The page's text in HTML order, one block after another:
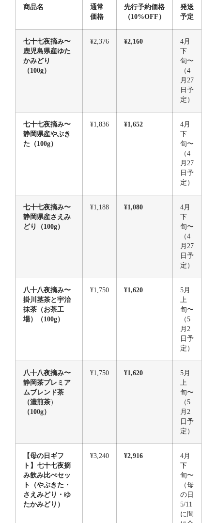
商品名
通常
価格
先行予約価格
（10%OFF ）
発送
予定
七十七夜摘み〜
鹿児島県産ゆた
かみどり
（100g）
¥2,376 ¥2,160
4月
下
旬〜
（4
月27
日予
定）
七十七夜摘み〜
静岡県産やぶき
た （100g）
¥1,836 ¥1,652
4月
下
旬〜
（4
月27
日予
定）
七十七夜摘み〜
静岡県産さえみ
どり
（100g）
¥1,188 ¥1,080
4月
下
旬〜
（4
月27
日予
定）
八十八夜摘み〜
掛川茎茶と宇治
抹茶（お茶工
場）（100g）
¥1,750 ¥1,620
5月
上
旬〜
（5
月2
日予
定）
八十八夜摘み〜
静岡茶プレミア
ムブレンド茶
（濃煎茶）
（100g）
¥1,750 ¥1,620
5月
上
旬〜
（5
月2
日予
定）
【母の日ギフ
ト】七十七夜摘
み飲み比べセッ
ト（やぶきた・
さえみどり・ゆ
たかみどり）
¥3,240 ¥2,916
4月
下
旬〜
（母
の日
5/11
に間